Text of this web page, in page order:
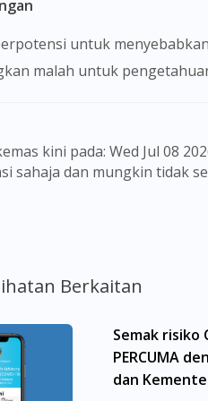
untuk
malah untuk
sahaja dan mungkin tidak
web ini adalah
diagnosis atau rawatan
atau menggunakan
ubatan yang
Berkaitan
Semak risiko
PERCUMA
dan